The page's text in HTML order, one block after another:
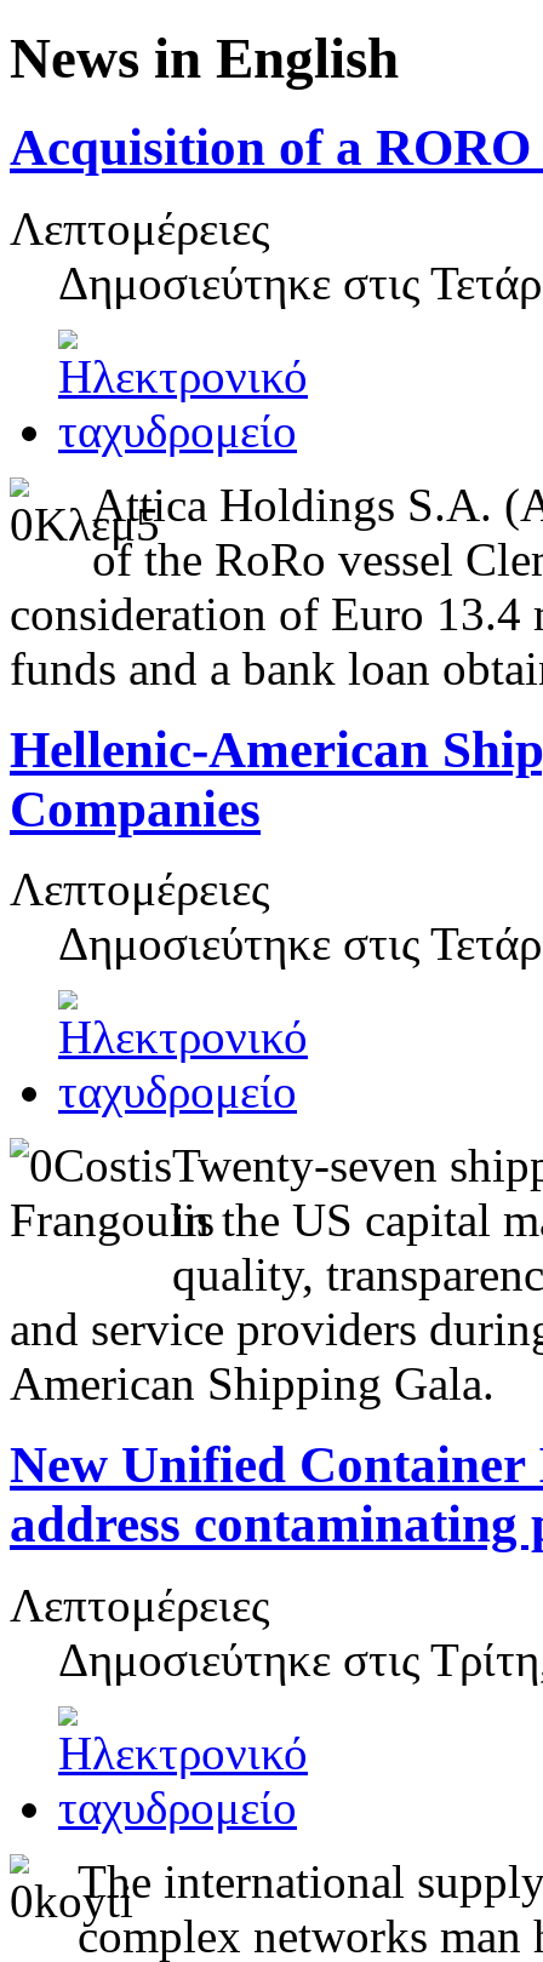
News in English
Acquisition of a
Λεπτομέρειες
Δημοσιεύτηκε στις
Attica Holdings S.A.
of the RoRo vessel
consideration of Euro
funds and a bank loan
Hellenic-American
Companies
Λεπτομέρειες
Δημοσιεύτηκε στις
Twenty-seven
in the US capital
quality,
and service providers
American Shipping Gala.
New Unified
address contaminating
Λεπτομέρειες
Δημοσιεύτηκε στις
The international
complex networks